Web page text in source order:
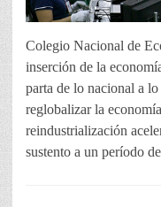
Colegio Nacional de
inserción de la
parta de lo nacional a
reglobalizar la
reindustrialización
sustento a un período